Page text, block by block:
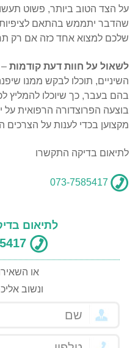
על הצד הטוב ביותר, פשוט
שהדבר יתממש בהתאם
שלכם למצוא אחד כזה אם רק
לשאול על חוות דעת קודמות
השיניים, תוכלו לבקש ממנו
בהם בעבר, כך שיוכלו להמליץ
בוצעה הפרוצדורה הרפואית
מקצוען בכדי לענות על הצרכים
לתיאום בדיקה התקשרו
073-7585417
לתיאום
073-7585417
או
ונשוב